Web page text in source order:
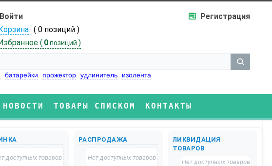
Войти
Регистрация
( 0 позиций )
( 0 позиций )
батарейки прожектор удлинитель изолента
НОВОСТИ ТОВАРЫ СПИСКОМ КОНТАКТЫ
доступных товаров
РАСПРОДАЖА
Нет доступных товаров
ЛИКВИДАЦИЯ
ТОВАРОВ
Нет доступных товаров